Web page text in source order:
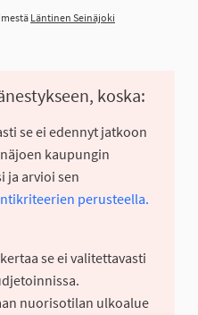
Seinäjoki
Läntinen Seinäjoki
koska:
se ei edennyt jatkoon
kaupungin
ja arvioi sen
perusteella.
se ei valitettavasti
nuorisotilan ulkoalue